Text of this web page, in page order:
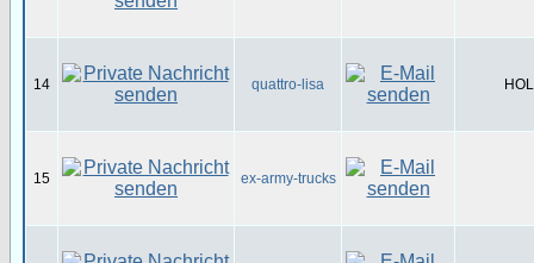
14 quattro-lisa
15 ex-army-trucks